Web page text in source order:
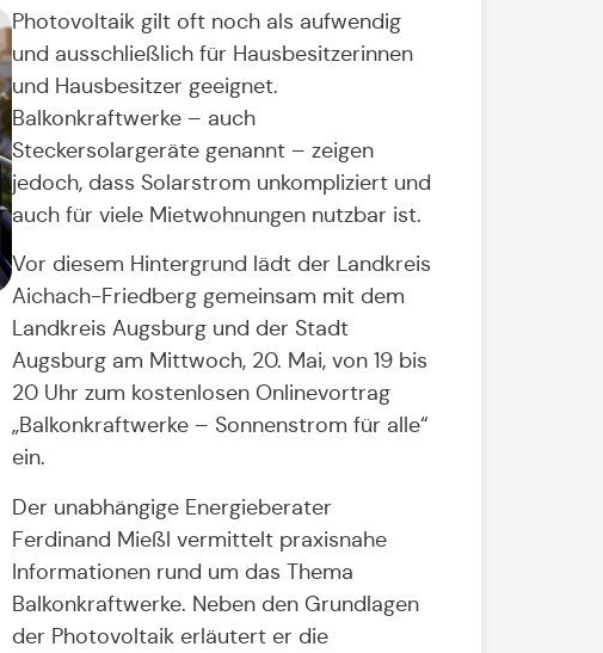
Photovoltaik gilt oft noch als aufwendig
und ausschließlich für Hausbesitzerinnen
und Hausbesitzer geeignet.
Balkonkraftwerke – auch
Steckersolargeräte genannt – zeigen
jedoch, dass Solarstrom unkompliziert und
auch für viele Mietwohnungen nutzbar ist.
Vor diesem Hintergrund lädt der Landkreis
Aichach-Friedberg gemeinsam mit dem
Landkreis Augsburg und der Stadt
Augsburg am Mittwoch, 20. Mai, von 19 bis
20 Uhr zum kostenlosen Onlinevortrag
„Balkonkraftwerke – Sonnenstrom für alle“
ein.
Der unabhängige Energieberater
Ferdinand Mießl vermittelt praxisnahe
Informationen rund um das Thema
Balkonkraftwerke. Neben den Grundlagen
der Photovoltaik erläutert er die